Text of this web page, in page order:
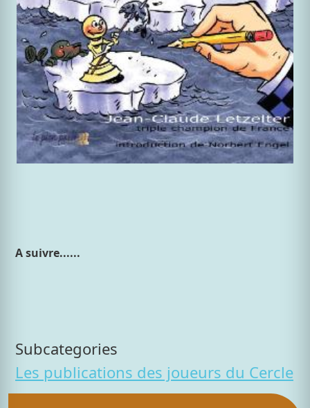
A suivre......
Subcategories
Les publications des joueurs du Cercle